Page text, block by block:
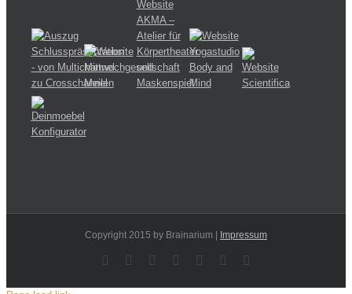
Copyright 2015 by Brainarium | Impressum
Facebook YouTubeInstagramPinterest